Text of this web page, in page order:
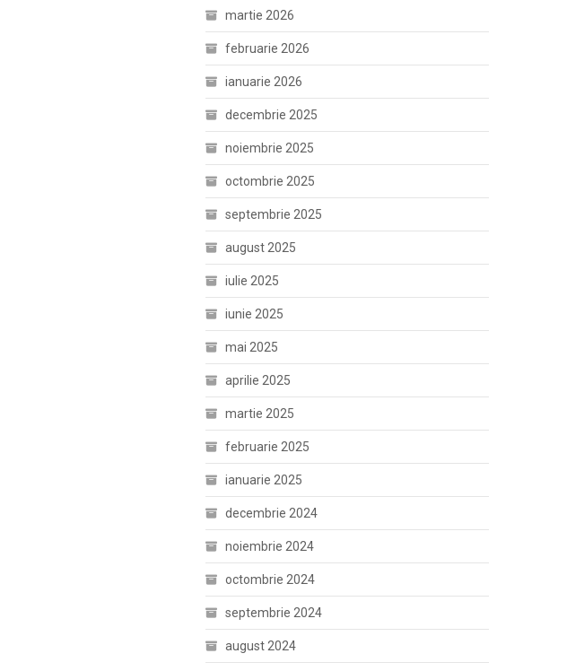
martie 2026
februarie 2026
ianuarie 2026
decembrie 2025
noiembrie 2025
octombrie 2025
septembrie 2025
august 2025
iulie 2025
iunie 2025
mai 2025
aprilie 2025
martie 2025
februarie 2025
ianuarie 2025
decembrie 2024
noiembrie 2024
octombrie 2024
septembrie 2024
august 2024